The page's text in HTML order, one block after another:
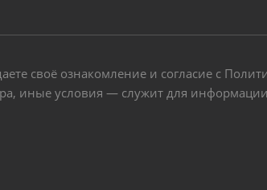
своё ознакомление и согласие с
иные условия — служит для